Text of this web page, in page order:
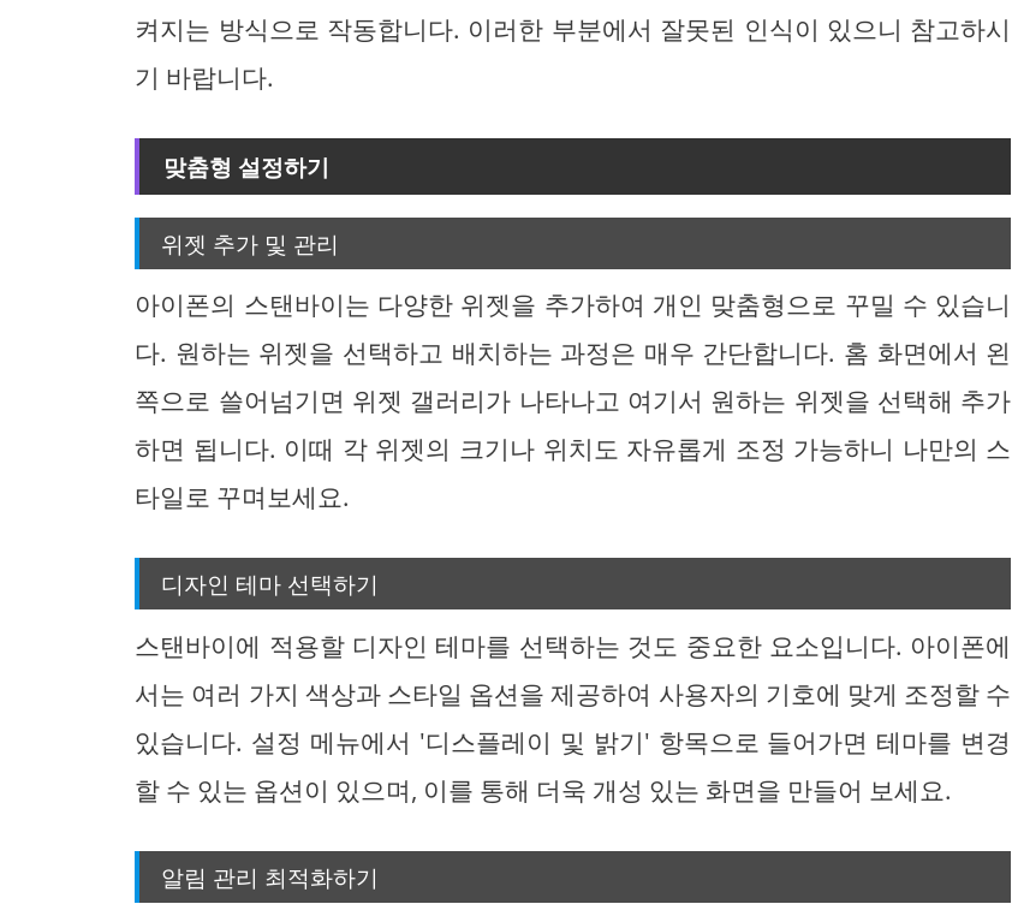
켜지는 방식으로 작동합니다. 이러한 부분에서 잘못된 인식이 있으니 참고하시
기 바랍니다.
맞춤형 설정하기
위젯 추가 및 관리
아이폰의 스탠바이는 다양한 위젯을 추가하여 개인 맞춤형으로 꾸밀 수 있습니
다. 원하는 위젯을 선택하고 배치하는 과정은 매우 간단합니다. 홈 화면에서 왼
쪽으로 쓸어넘기면 위젯 갤러리가 나타나고 여기서 원하는 위젯을 선택해 추가
하면 됩니다. 이때 각 위젯의 크기나 위치도 자유롭게 조정 가능하니 나만의 스
타일로 꾸며보세요.
디자인 테마 선택하기
스탠바이에 적용할 디자인 테마를 선택하는 것도 중요한 요소입니다. 아이폰에
서는 여러 가지 색상과 스타일 옵션을 제공하여 사용자의 기호에 맞게 조정할 수
있습니다. 설정 메뉴에서 '디스플레이 및 밝기' 항목으로 들어가면 테마를 변경
할 수 있는 옵션이 있으며, 이를 통해 더욱 개성 있는 화면을 만들어 보세요.
알림 관리 최적화하기